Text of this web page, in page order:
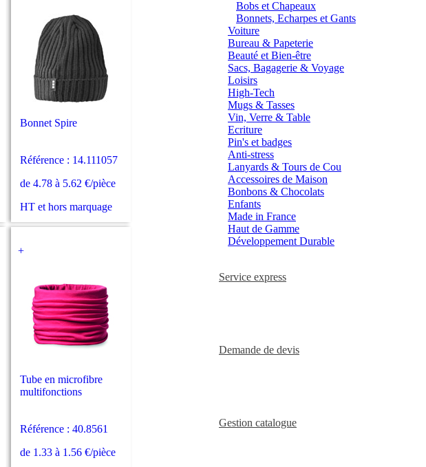
Bonnet Spire
Référence : 14.111057
de 4.78 à 5.62 €/pièce
HT et hors marquage
+
Tube en microfibre
multifonctions
Référence : 40.8561
de 1.33 à 1.56 €/pièce
Bobs et Chapeaux
Bonnets, Echarpes et Gants
Voiture
Bureau & Papeterie
Beauté et Bien-être
Sacs, Bagagerie & Voyage
Loisirs
High-Tech
Mugs & Tasses
Vin, Verre & Table
Ecriture
Pin's et badges
Anti-stress
Lanyards & Tours de Cou
Accessoires de Maison
Bonbons & Chocolats
Enfants
Made in France
Haut de Gamme
Développement Durable
Service express
Demande de devis
Gestion catalogue